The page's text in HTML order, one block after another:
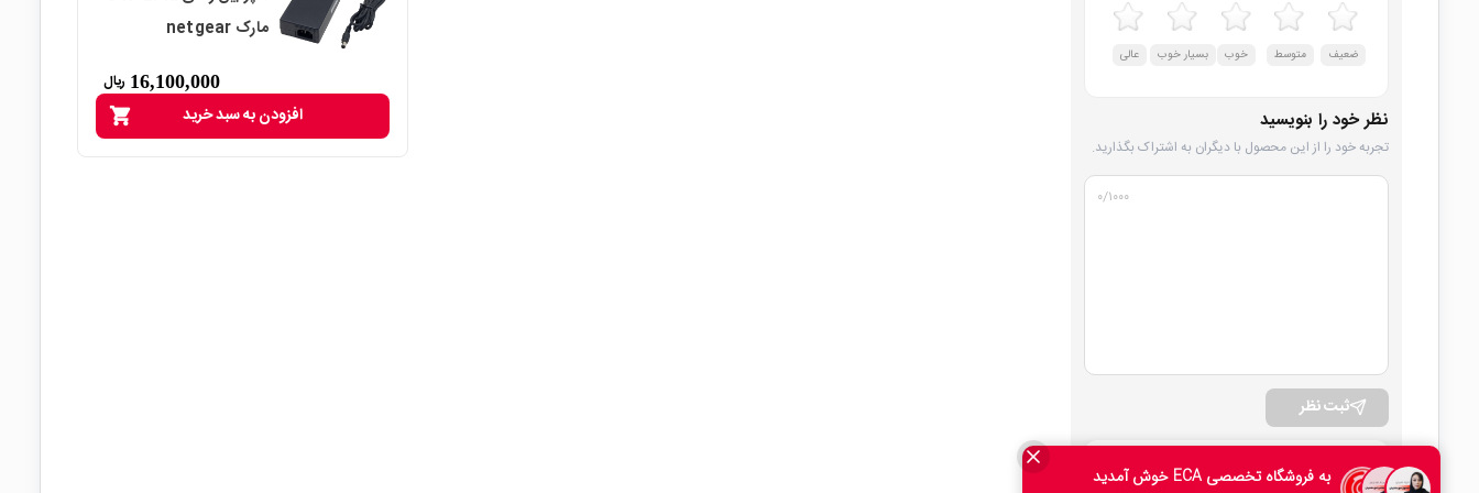
ضعیف متوسط خوب بسیار خوب عالی
نظر خود را بنویسید
تجربه خود را از این محصول با دیگران به اشتراک بگذارید.
۰/۱۰۰۰
ثبت نظر
امتیاز کلی
مارک netgear
16,100,000 ریال
shopping_cart افزودن به سبد خرید